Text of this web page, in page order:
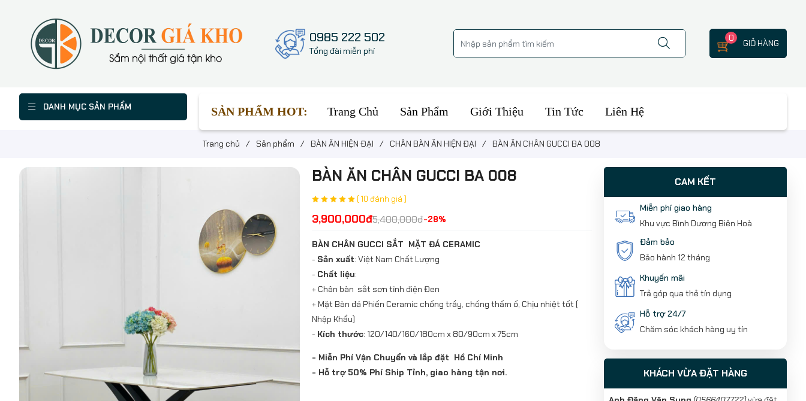
0985 222 502
Tổng đài miễn phí
0 GIỎ HÀNG
DANH MỤC SẢN PHẨM SẢN PHẨM HOT: Trang Chủ Sản Phẩm Giới Thiệu Tin Tức Liên Hệ
Trang chủ / Sản phẩm / BÀN ĂN HIỆN ĐẠI / CHÂN BÀN ĂN HIỆN ĐẠI / BÀN ĂN CHÂN GUCCI BA 008
BÀN ĂN CHÂN GUCCI BA 008
( 10 đánh giá )
3,900,000đ5,400,000đ-28%
BÀN CHÂN GUCCI SẮT MẶT ĐÁ CERAMIC
- Sản xuất: Việt Nam Chất Lượng
- Chất liệu:
+ Chân bàn sắt sơn tĩnh điện Đen
+ Mặt Bàn đá Phiến Ceramic chống trầy, chống thấm ố, Chịu nhiệt tốt (
Nhập Khẩu)
- Kích thước: 120/140/160/180cm x 80/90cm x 75cm
- Miễn Phí Vận Chuyển và lắp đặt Hồ Chí Minh
- Hỗ trợ 50% Phí Ship Tỉnh, giao hàng tận nơi.
CAM KẾT
Miễn phí giao hàng
Khu vực Bình Dương Biên Hoà
Đảm bảo
Bảo hành 12 tháng
Khuyến mãi
Trả góp qua thẻ tín dụng
Hỗ trợ 24/7
Chăm sóc khách hàng uy tín
KHÁCH VỪA ĐẶT HÀNG